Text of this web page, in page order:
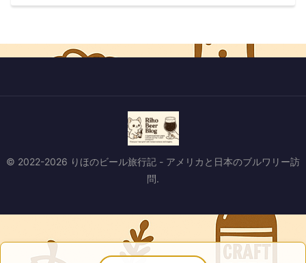
© 2022-2026 りほのビール旅行記 - アメリカと日本のブルワリー訪
問.